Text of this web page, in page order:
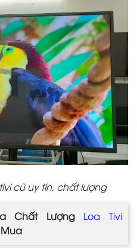
cũ uy tín, chất lượng
Chất Lượng Loa Tivi
Mua